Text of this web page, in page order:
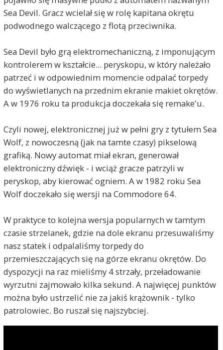
Sea Devil. Gracz wcielał się w rolę kapitana okrętu
podwodnego walczącego z flotą przeciwnika.
Sea Devil było grą elektromechaniczną, z imponującym
kontrolerem w kształcie... peryskopu, w który należało
patrzeć i w odpowiednim momencie odpalać torpedy
do wyświetlanych na przednim ekranie makiet okrętów.
A w 1976 roku ta produkcja doczekała się remake'u.
Czyli nowej, elektronicznej już w pełni gry z tytułem Sea
Wolf, z nowoczesną (jak na tamte czasy) pikselową
grafiką. Nowy automat miał ekran, generował
elektroniczny dźwięk - i wciąż gracze patrzyli w
peryskop, aby kierować ogniem. A w 1982 roku Sea
Wolf doczekało się wersji na Commodore 64.
W praktyce to kolejna wersja popularnych w tamtym
czasie strzelanek, gdzie na dole ekranu przesuwaliśmy
nasz statek i odpalaliśmy torpedy do
przemieszczających się na górze ekranu okrętów. Do
dyspozycji na raz mieliśmy 4 strzały, przeładowanie
wyrzutni zajmowało kilka sekund. A najwięcej punktów
można było ustrzelić nie za jakiś krążownik - tylko
patrolowiec. Bo ruszał się najszybciej.